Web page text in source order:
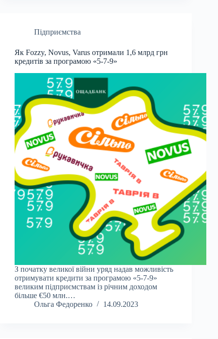
Підприємства
Як Fozzy, Novus, Varus отримали 1,6 млрд грн
кредитів за програмою «5-7-9»
З початку великої війни уряд надав можливість
отримувати кредити за програмою «5-7-9»
великим підприємствам із річним доходом
більше €50 млн.…
Ольга Федоренко
14.09.2023